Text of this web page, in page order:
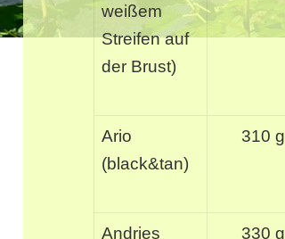
weißem
Streifen auf
der Brust)
Ario
(black&tan)
310 g
Andries
330 g